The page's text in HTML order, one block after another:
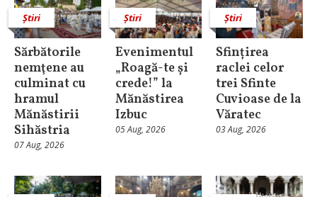
Știri
Sărbătorile
nemţene au
culminat cu
hramul
Mănăstirii
Sihăstria
07 Aug, 2026
Știri
Evenimentul
„Roagă-te și
crede!” la
Mănăstirea
Izbuc
05 Aug, 2026
Știri
Sfințirea
raclei celor
trei Sfinte
Cuvioase de la
Văratec
03 Aug, 2026